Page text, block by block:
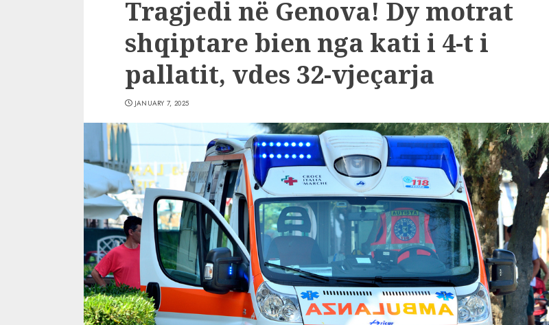
Tragjedi në Genova! Dy motrat
shqiptare bien nga kati i 4-t i
pallatit, vdes 32-vjeçarja
JANUARY 7, 2025